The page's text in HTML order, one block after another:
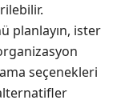
planlayın, ister
seçenekleri